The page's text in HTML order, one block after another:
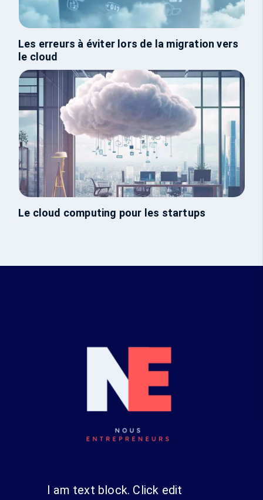
Les erreurs à éviter lors de la migration vers
le cloud
Le cloud computing pour les startups
I am text block. Click edit